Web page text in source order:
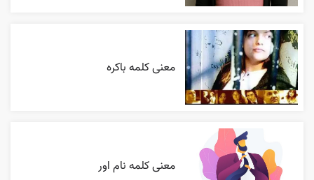
معنی کلمه باکره
معنی کلمه نام اور